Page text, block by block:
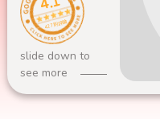
427 則評論
slide down to
see more